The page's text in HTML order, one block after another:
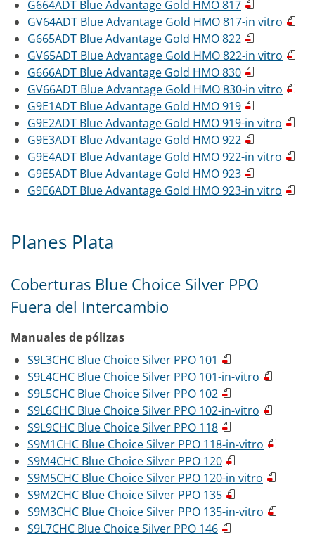
G664ADT Blue Advantage Gold HMO 817
GV64ADT Blue Advantage Gold HMO 817-in vitro
G665ADT Blue Advantage Gold HMO 822
GV65ADT Blue Advantage Gold HMO 822-in vitro
G666ADT Blue Advantage Gold HMO 830
GV66ADT Blue Advantage Gold HMO 830-in vitro
G9E1ADT Blue Advantage Gold HMO 919
G9E2ADT Blue Advantage Gold HMO 919-in vitro
G9E3ADT Blue Advantage Gold HMO 922
G9E4ADT Blue Advantage Gold HMO 922-in vitro
G9E5ADT Blue Advantage Gold HMO 923
G9E6ADT Blue Advantage Gold HMO 923-in vitro
Planes Plata
Coberturas Blue Choice Silver PPO
Fuera del Intercambio
Manuales de pólizas
S9L3CHC Blue Choice Silver PPO 101
S9L4CHC Blue Choice Silver PPO 101-in-vitro
S9L5CHC Blue Choice Silver PPO 102
S9L6CHC Blue Choice Silver PPO 102-in-vitro
S9L9CHC Blue Choice Silver PPO 118
S9M1CHC Blue Choice Silver PPO 118-in-vitro
S9M4CHC Blue Choice Silver PPO 120
S9M5CHC Blue Choice Silver PPO 120-in vitro
S9M2CHC Blue Choice Silver PPO 135
S9M3CHC Blue Choice Silver PPO 135-in-vitro
S9L7CHC Blue Choice Silver PPO 146